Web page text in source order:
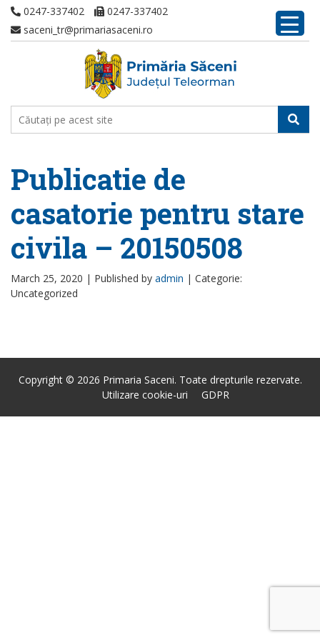
0247-337402
0247-337402
saceni_tr@primariasaceni.ro
Publicatie de
casatorie pentru stare
civila – 20150508
March 25, 2020 | Published by admin | Categorie:
Uncategorized
Copyright © 2026 Primaria Saceni. Toate drepturile rezervate.
Utilizare cookie-uri
GDPR